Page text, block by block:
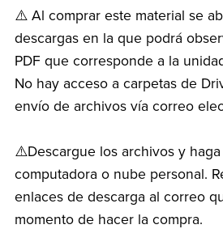
⚠️ Al comprar este material se
descargas en la que podrá
PDF que corresponde a la
No hay acceso a carpetas de
envío de archivos vía correo
⚠️Descargue los archivos y
computadora o nube personal.
enlaces de descarga al correo
momento de hacer la compra.